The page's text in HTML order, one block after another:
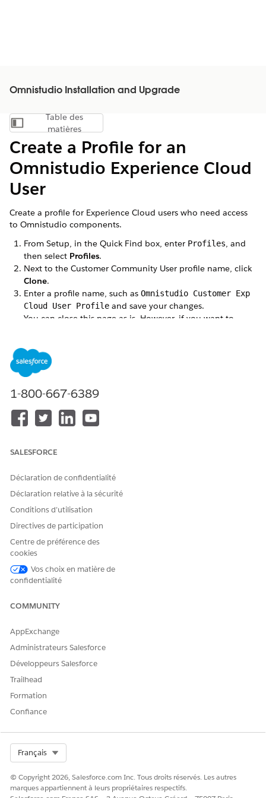
Omnistudio Installation and Upgrade
Afficher la table des matières
Table des
matières
Create a Profile for an
Omnistudio Experience Cloud
User
Create a profile for Experience Cloud users who need access
to Omnistudio components.
From Setup, in the Quick Find box, enter Profiles, and
then select Profiles.
Next to the Customer Community User profile name, click
Clone.
Enter a profile name, such as Omnistudio Customer Exp
Cloud User Profile and save your changes.
You can close this page as is. However, if you want to
CET ARTICLE A-T-IL RÉSOLU VOTRE PROBLÈME ?
Dites-nous ce que nous pouvons améliorer !
1-800-667-6389
SALESFORCE
Déclaration de confidentialité
Déclaration relative à la sécurité
Conditions d’utilisation
Directives de participation
Centre de préférence des
cookies
Vos choix en matière de
confidentialité
COMMUNITY
AppExchange
Administrateurs Salesforce
Développeurs Salesforce
Trailhead
Formation
Confiance
Français
© Copyright 2026, Salesforce.com Inc. Tous droits réservés. Les autres
marques appartiennent à leurs propriétaires respectifs.